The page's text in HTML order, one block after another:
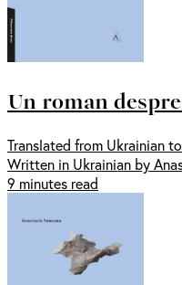
Un roman
Translated from Ukrainian
Written in Ukrainian by
9 minutes read